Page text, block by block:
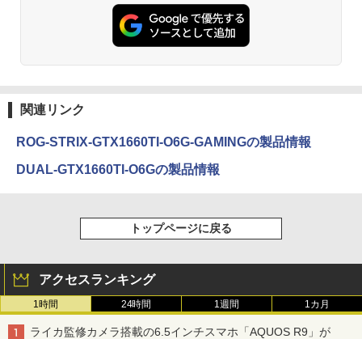
関連リンク
ROG-STRIX-GTX1660TI-O6G-GAMINGの製品情報
DUAL-GTX1660TI-O6Gの製品情報
トップページに戻る
アクセスランキング
1時間 24時間 1週間 1カ月
ライカ監修カメラ搭載の6.5インチスマホ「AQUOS R9」が